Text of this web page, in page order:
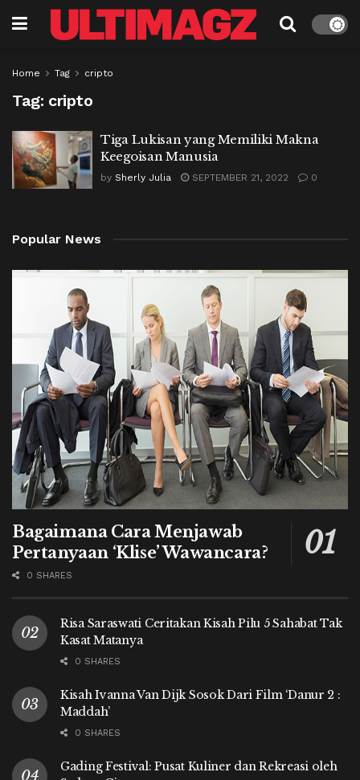
Home Tag cripto
Tag: cripto
Tiga Lukisan yang Memiliki Makna
Keegoisan Manusia
by Sherly Julia SEPTEMBER 21, 2022 0
Popular News
Bagaimana Cara Menjawab
Pertanyaan ‘Klise’ Wawancara?
0 SHARES
Risa Saraswati Ceritakan Kisah Pilu 5 Sahabat Tak
Kasat Matanya
0 SHARES
Kisah Ivanna Van Dijk Sosok Dari Film ‘Danur 2 :
Maddah’
0 SHARES
Gading Festival: Pusat Kuliner dan Rekreasi oleh